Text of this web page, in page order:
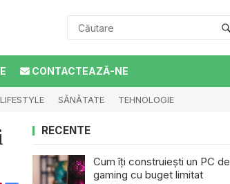
CONTACTEAZĂ-NE
LIFESTYLE SĂNĂTATE TEHNOLOGIE
RECENTE
Cum îți construiești un PC de
gaming cu buget limitat